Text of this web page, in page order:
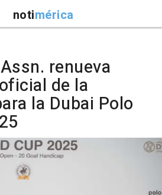
notimérica
renueva
de la
la Dubai Polo